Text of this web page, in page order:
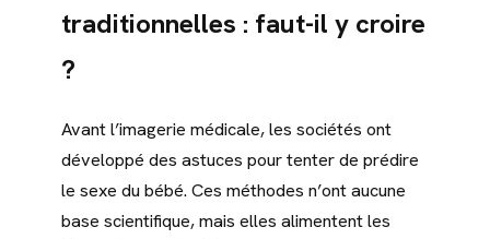
traditionnelles : faut-il y croire
?
Avant l’imagerie médicale, les sociétés ont
développé des astuces pour tenter de prédire
le sexe du bébé. Ces méthodes n’ont aucune
base scientifique, mais elles alimentent les